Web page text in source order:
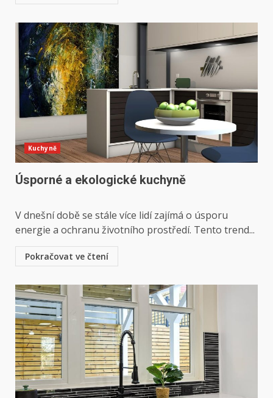
Kuchyně
Úsporné a ekologické kuchyně
V dnešní době se stále více lidí zajímá o úsporu
energie a ochranu životního prostředí. Tento trend...
Pokračovat ve čtení